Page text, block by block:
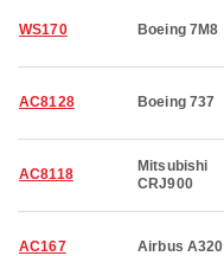
WS170 Boeing 7M8
AC8128 Boeing 737
AC8118
Mitsubishi
CRJ900
AC167 Airbus A320